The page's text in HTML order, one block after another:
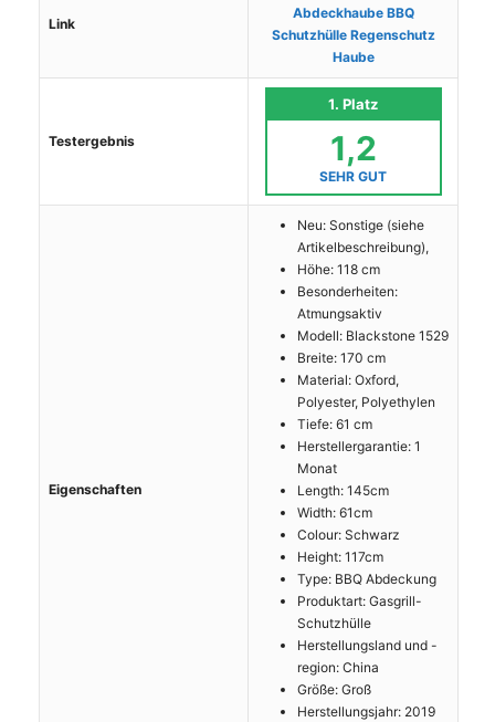
Link
Abdeckhaube BBQ
Schutzhülle Regenschutz
Haube
Testergebnis
1. Platz
1,2
SEHR GUT
Eigenschaften
Neu: Sonstige (siehe
Artikelbeschreibung),
Höhe: 118 cm
Besonderheiten:
Atmungsaktiv
Modell: Blackstone 1529
Breite: 170 cm
Material: Oxford,
Polyester, Polyethylen
Tiefe: 61 cm
Herstellergarantie: 1
Monat
Length: 145cm
Width: 61cm
Colour: Schwarz
Height: 117cm
Type: BBQ Abdeckung
Produktart: Gasgrill-
Schutzhülle
Herstellungsland und -
region: China
Größe: Groß
Herstellungsjahr: 2019